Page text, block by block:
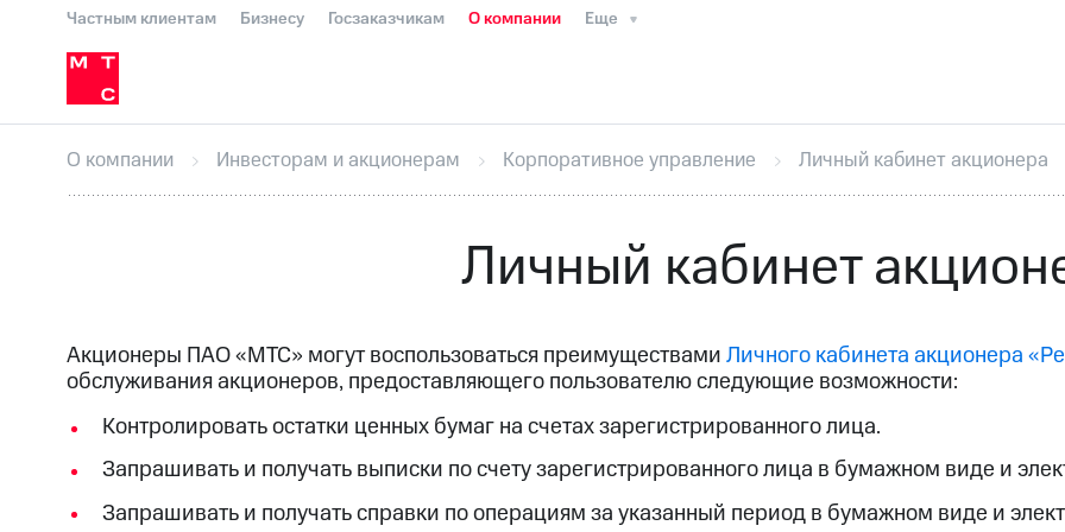
Частным клиентам Бизнесу Госзаказчикам О компании Еще
Медиа-центр
Инвесторам и акционерам
Устойчивое развитие
Комплаенс и деловая этика
Пресс-релизыМТС о технологияхДостиженияИнтервьюФинансовая отчетность
Корпоративное управление Корпоративный секретарьРаскрытие информации
ПАО "МТС"Собрания акционеровЛичный кабинет акционераАкционерный капитал
Уведомление о погашении именных облигаций Другое
О компании Инвесторам и акционерам Корпоративное управление Личный кабинет акционера
Личный кабинет
Акционеры ПАО «МТС» могут воспользоваться преимуществамиЛичного кабинета акционера
обслуживания акционеров, предоставляющего пользователю следующие возможности:
Контролировать остатки ценных бумаг на счетах зарегистрированного лица.
Запрашивать и получать выписки по счету зарегистрированного лица в бумажном виде и
Запрашивать и получать справки по операциям за указанный период в бумажном виде и